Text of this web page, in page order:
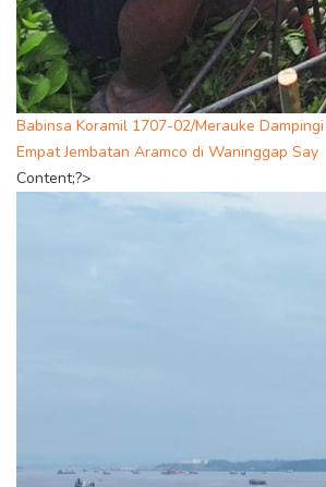
Babinsa Koramil 1707-02/Merauke
Empat Jembatan Aramco di Waninggap Say
Content;?>